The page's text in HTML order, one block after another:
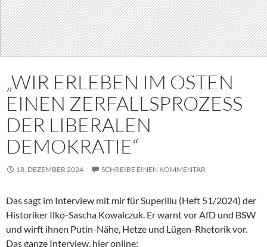
„WIR ERLEBEN IM OSTEN
EINEN ZERFALLSPROZESS
DER LIBERALEN
DEMOKRATIE“
18. DEZEMBER 2024 SCHREIBE EINEN KOMMENTAR
Das sagt im Interview mit mir für Superillu (Heft 51/2024) der
Historiker Ilko-Sascha Kowalczuk. Er warnt vor AfD und BSW
und wirft ihnen Putin-Nähe, Hetze und Lügen-Rhetorik vor.
Das ganze Interview, hier online: